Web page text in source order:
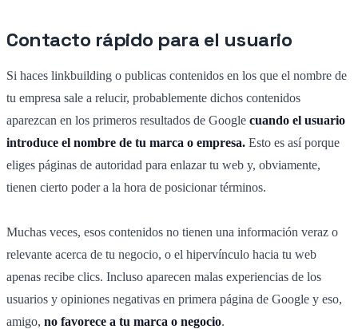
Contacto rápido para el usuario
Si haces linkbuilding o publicas contenidos en los que el nombre de
tu empresa sale a relucir, probablemente dichos contenidos
aparezcan en los primeros resultados de Google cuando el usuario
introduce el nombre de tu marca o empresa. Esto es así porque
eliges páginas de autoridad para enlazar tu web y, obviamente,
tienen cierto poder a la hora de posicionar términos.
Muchas veces, esos contenidos no tienen una información veraz o
relevante acerca de tu negocio, o el hipervínculo hacia tu web
apenas recibe clics. Incluso aparecen malas experiencias de los
usuarios y opiniones negativas en primera página de Google y eso,
amigo, no favorece a tu marca o negocio.